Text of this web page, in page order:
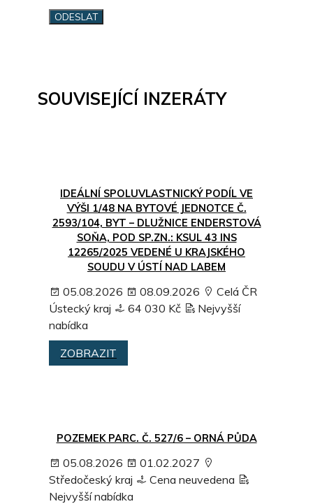
SOUVISEJÍCÍ INZERÁTY
IDEÁLNÍ SPOLUVLASTNICKÝ PODÍL VE
VÝŠI 1/48 NA BYTOVÉ JEDNOTCE Č.
2593/104, BYT – DLUŽNICE ENDERSTOVÁ
SOŇA, POD SP.ZN.: KSUL 43 INS
12265/2025 VEDENÉ U KRAJSKÉHO
SOUDU V ÚSTÍ NAD LABEM
05.08.2026 08.09.2026
Celá ČR
Ústecký kraj
64 030 Kč
Nejvyšší
nabídka
ZOBRAZIT
POZEMEK PARC. Č. 527/6 – ORNÁ PŮDA
05.08.2026
01.02.2027
Středočeský kraj
Cena neuvedena
Nejvyšší nabídka